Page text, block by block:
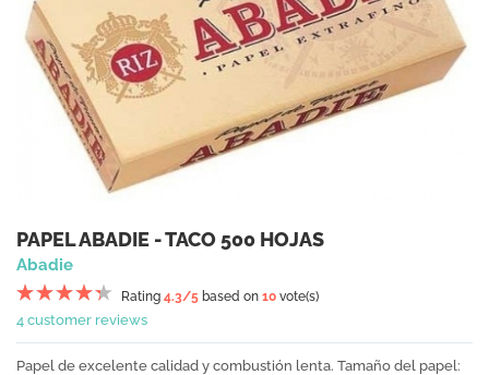
PAPEL ABADIE - TACO 500 HOJAS
Abadie
Rating 4.3/5 based on 10 vote(s)
4 customer reviews
Papel de excelente calidad y combustión lenta. Tamaño del papel: